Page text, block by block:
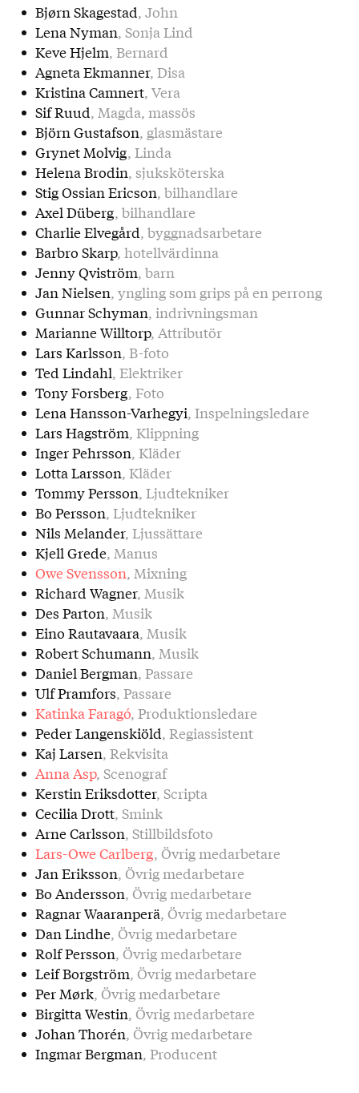
Bjørn Skagestad, John
Lena Nyman, Sonja Lind
Keve Hjelm, Bernard
Agneta Ekmanner, Disa
Kristina Camnert, Vera
Sif Ruud, Magda, massös
Björn Gustafson, glasmästare
Grynet Molvig, Linda
Helena Brodin, sjuksköterska
Stig Ossian Ericson, bilhandlare
Axel Düberg, bilhandlare
Charlie Elvegård, byggnadsarbetare
Barbro Skarp, hotellvärdinna
Jenny Qviström, barn
Jan Nielsen, yngling som grips på en perrong
Gunnar Schyman, indrivningsman
Marianne Willtorp, Attributör
Lars Karlsson, B-foto
Ted Lindahl, Elektriker
Tony Forsberg, Foto
Lena Hansson-Varhegyi, Inspelningsledare
Lars Hagström, Klippning
Inger Pehrsson, Kläder
Lotta Larsson, Kläder
Tommy Persson, Ljudtekniker
Bo Persson, Ljudtekniker
Nils Melander, Ljussättare
Kjell Grede, Manus
Owe Svensson, Mixning
Richard Wagner, Musik
Des Parton, Musik
Eino Rautavaara, Musik
Robert Schumann, Musik
Daniel Bergman, Passare
Ulf Pramfors, Passare
Katinka Faragó, Produktionsledare
Peder Langenskiöld, Regiassistent
Kaj Larsen, Rekvisita
Anna Asp, Scenograf
Kerstin Eriksdotter, Scripta
Cecilia Drott, Smink
Arne Carlsson, Stillbildsfoto
Lars-Owe Carlberg, Övrig medarbetare
Jan Eriksson, Övrig medarbetare
Bo Andersson, Övrig medarbetare
Ragnar Waaranperä, Övrig medarbetare
Dan Lindhe, Övrig medarbetare
Rolf Persson, Övrig medarbetare
Leif Borgström, Övrig medarbetare
Per Mørk, Övrig medarbetare
Birgitta Westin, Övrig medarbetare
Johan Thorén, Övrig medarbetare
Ingmar Bergman, Producent